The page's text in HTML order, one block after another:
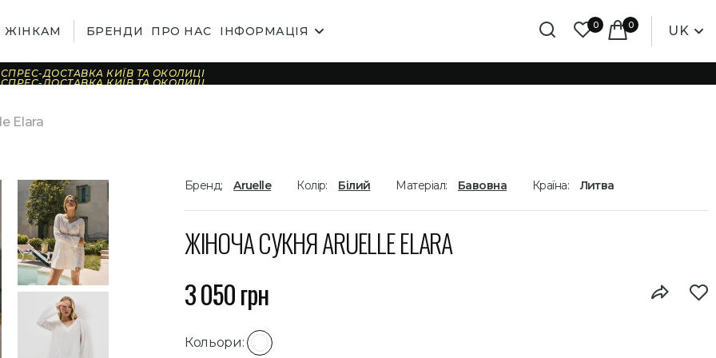
ЖІНКАМ БРЕНДИ ПРО НАС ІНФОРМАЦІЯ 0 0 UK
ДОСТАВКА КИЇВ ТА ОКОЛИЦІ
ДОСТАВКА КИЇВ ТА ОКОЛИЦІ
ДОСТАВКА КИЇВ ТА ОКОЛИЦІ
ДОСТАВКА КИЇВ ТА ОКОЛИЦІ
ДОСТАВКА КИЇВ ТА ОКОЛИЦІ
ДОСТАВКА КИЇВ ТА ОКОЛИЦІ
ДОСТАВКА КИЇВ ТА ОКОЛИЦІ
ДОСТАВКА КИЇВ ТА ОКОЛИЦІ
Elara
Бренд: Aruelle Колір: Білий Матеріал: Бавовна Країна: Литва
ЖІНОЧА СУКНЯ ARUELLE ELARA
3 050 грн
Кольори: